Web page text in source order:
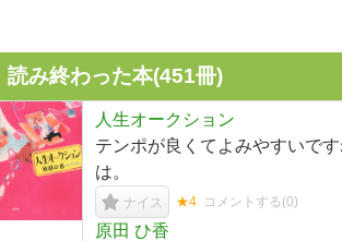
読み終わった本(451冊)
人生オークション
テンポが良くてよみやすいで
は。
ナイス ★4 コメントする(0)
原田 ひ香